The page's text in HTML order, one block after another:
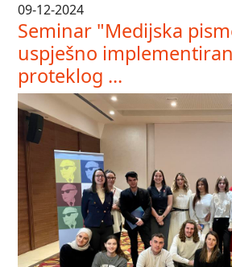
09-12-2024
Seminar "Medijska
uspješno
proteklog ...